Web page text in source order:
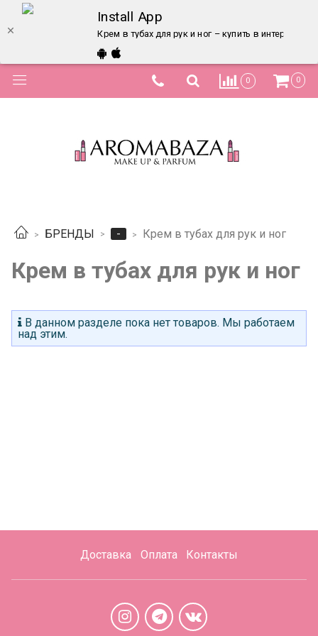
Install App
Крем в тубах для рук и ног – купить в интернет-
0 0
БРЕНДЫ - Крем в тубах для рук и ног
Крем в тубах для рук и ног
В данном разделе пока нет товаров. Мы работаем
над этим.
Доставка Оплата Контакты